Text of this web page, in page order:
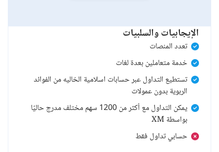
الإيجابيات والسلبيات
تعدد المنصات
خدمة متعاملين بعدة لغات
تستطيع التداول عبر حسابات اسلامية الخاليه من الفوائد
الربوية بدون عمولات
يمكن التداول مع أكثر من 1200 سهم مختلف مدرج حاليًا
بواسطة XM
حسابي تداول فقط